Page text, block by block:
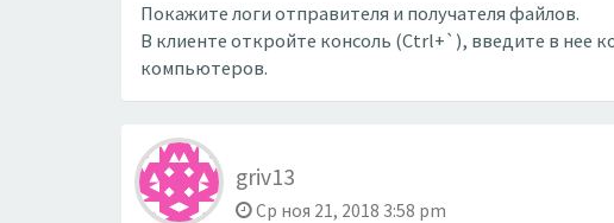
Покажите логи отправителя и получателя файлов.
В клиенте откройте консоль (Ctrl+`), введите в нее
компьютеров.
griv13
Ср ноя 21, 2018 3:58 pm